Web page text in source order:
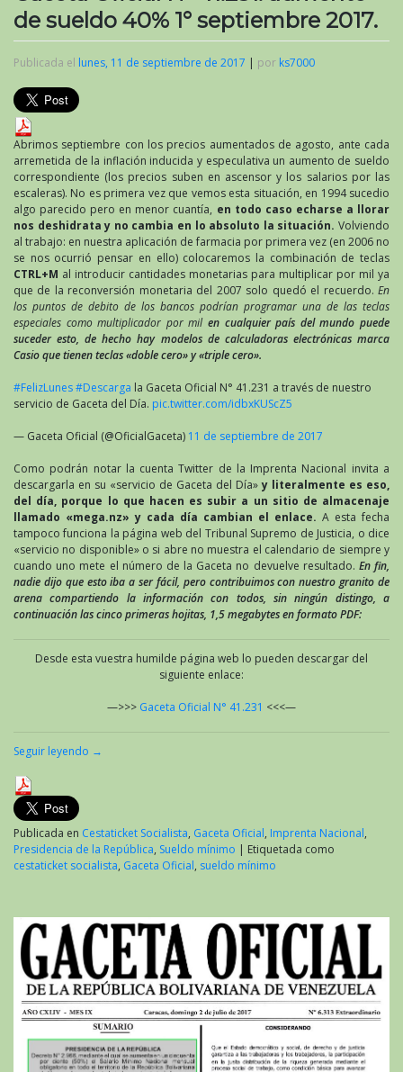
de sueldo 40% 1° septiembre 2017.
Publicada el lunes, 11 de septiembre de 2017 | por ks7000
Abrimos septiembre con los precios aumentados de agosto, ante cada
arremetida de la inflación inducida y especulativa un aumento de sueldo
correspondiente (los precios suben en ascensor y los salarios por las
escaleras). No es primera vez que vemos esta situación, en 1994 sucedio
algo parecido pero en menor cuantía, en todo caso echarse a llorar
nos deshidrata y no cambia en lo absoluto la situación. Volviendo
al trabajo: en nuestra aplicación de farmacia por primera vez (en 2006 no
se nos ocurrió pensar en ello) colocaremos la combinación de teclas
CTRL+M al introducir cantidades monetarias para multiplicar por mil ya
que de la reconversión monetaria del 2007 solo quedó el recuerdo. En
los puntos de debito de los bancos podrían programar una de las teclas
especiales como multiplicador por mil en cualquier país del mundo puede
suceder esto, de hecho hay modelos de calculadoras electrónicas marca
Casio que tienen teclas «doble cero» y «triple cero».
#FelizLunes#Descarga la Gaceta Oficial N° 41.231 a través de nuestro
servicio de Gaceta del Día. pic.twitter.com/idbxKUScZ5
— Gaceta Oficial (@OficialGaceta) 11 de septiembre de 2017
Como podrán notar la cuenta Twitter de la Imprenta Nacional invita a
descargarla en su «servicio de Gaceta del Día»y literalmente es eso,
del día, porque lo que hacen es subir a un sitio de almacenaje
llamado «mega.nz» y cada día cambian el enlace. A esta fecha
tampoco funciona la página web del Tribunal Supremo de Justicia, o dice
«servicio no disponible» o si abre no muestra el calendario de siempre y
cuando uno mete el número de la Gaceta no devuelve resultado. En fin,
nadie dijo que esto iba a ser fácil, pero contribuimos con nuestro granito de
arena compartiendo la información con todos, sin ningún distingo, a
continuación las cinco primeras hojitas, 1,5 megabytes en formato PDF:
Desde esta vuestra humilde página web lo pueden descargar del
siguiente enlace:
—>>> Gaceta Oficial N° 41.231 <<<—
Seguir leyendo →
Publicada en Cestaticket Socialista, Gaceta Oficial, Imprenta Nacional,
Presidencia de la República, Sueldo mínimo | Etiquetada como
cestaticket socialista, Gaceta Oficial, sueldo mínimo